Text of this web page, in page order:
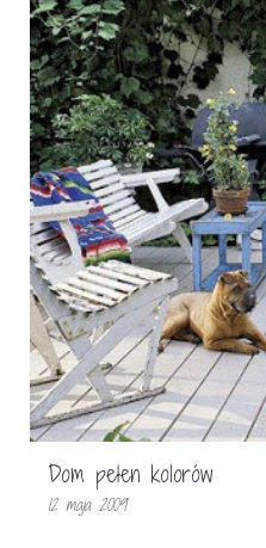
Dom pełen kolorów
12 maja 2009